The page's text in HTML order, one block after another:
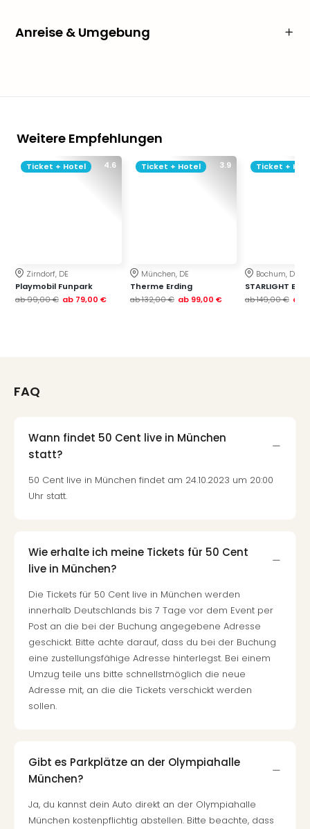
Anreise & Umgebung
Weitere Empfehlungen
4.6
Ticket + Hotel
Zirndorf, DE
Playmobil Funpark
ab99,00 € ab 79,00 €
3.9
Ticket + Hotel
München, DE
Therme Erding
ab132,00 € ab 99,00 €
Ticket +
Bochum, DE
STARLIGHT
ab149,00 € ab
FAQ
Wann findet 50 Cent live in München
statt?
50 Cent live in München findet am 24.10.2023 um 20:00
Uhr statt.
Wie erhalte ich meine Tickets für 50 Cent
live in München?
Die Tickets für 50 Cent live in München werden
innerhalb Deutschlands bis 7 Tage vor dem Event per
Post an die bei der Buchung angegebene Adresse
geschickt. Bitte achte darauf, dass du bei der Buchung
eine zustellungsfähige Adresse hinterlegst. Bei einem
Umzug teile uns bitte schnellstmöglich die neue
Adresse mit, an die die Tickets verschickt werden
sollen.
Gibt es Parkplätze an der Olympiahalle
München?
Ja, du kannst dein Auto direkt an der Olympiahalle
München kostenpflichtig abstellen. Bitte beachte, dass